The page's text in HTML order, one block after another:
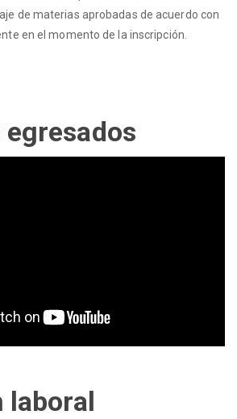
de materias aprobadas de acuerdo con
en el momento de la inscripción.
laboral